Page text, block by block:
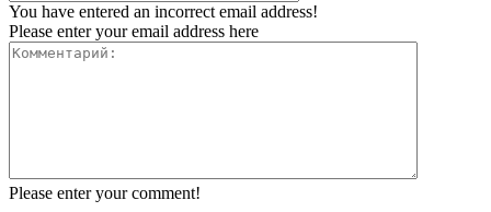
You have entered an incorrect email address!
Please enter your email address here
Please enter your comment!